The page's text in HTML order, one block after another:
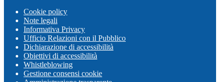
Cookie policy
Note legali
Informativa Privacy
Ufficio Relazioni con il Pubblico
Dichiarazione di accessibilità
Obiettivi di accessibilità
Whistleblowing
Gestione consensi cookie